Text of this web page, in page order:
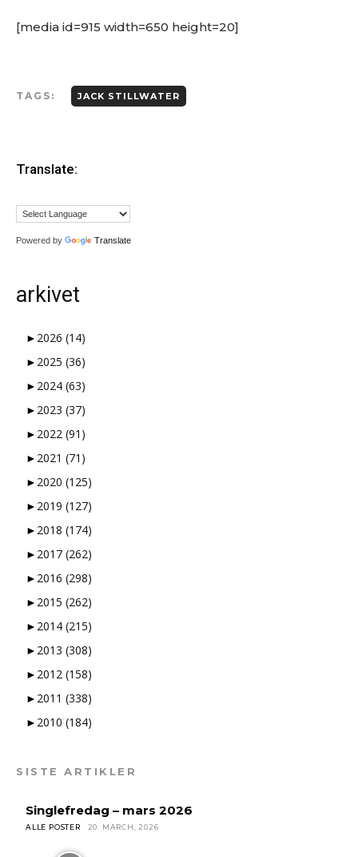
[media id=915 width=650 height=20]
TAGS: JACK STILLWATER
Translate:
Powered by Translate
arkivet
► 2026 (14)
► 2025 (36)
► 2024 (63)
► 2023 (37)
► 2022 (91)
► 2021 (71)
► 2020 (125)
► 2019 (127)
► 2018 (174)
► 2017 (262)
► 2016 (298)
► 2015 (262)
► 2014 (215)
► 2013 (308)
► 2012 (158)
► 2011 (338)
► 2010 (184)
SISTE ARTIKLER
Singlefredag – mars 2026
ALLE POSTER 20. MARCH, 2026